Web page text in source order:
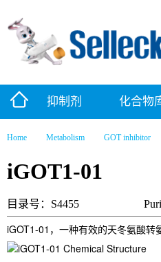
抑制剂 化合物
Home Metabolism GOT inhibitor
iGOT1-01
目录号：S4455
iGOT1-01，一种有效的天冬氨酸